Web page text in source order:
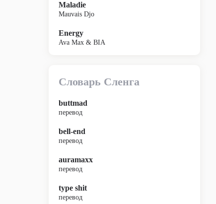
Maladie
Mauvais Djo
Energy
Ava Max & BIA
Словарь Сленга
buttmad
перевод
bell-end
перевод
auramaxx
перевод
type shit
перевод